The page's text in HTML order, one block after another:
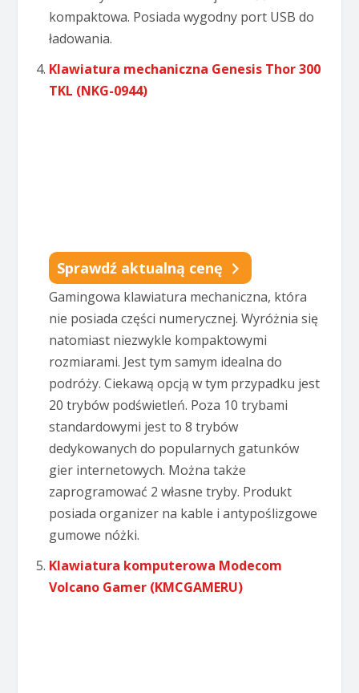
kompaktowa. Posiada wygodny port USB do
ładowania.
Klawiatura mechaniczna Genesis Thor 300
TKL (NKG-0944)
Sprawdź aktualną cenę
Gamingowa klawiatura mechaniczna, która
nie posiada części numerycznej. Wyróżnia się
natomiast niezwykle kompaktowymi
rozmiarami. Jest tym samym idealna do
podróży. Ciekawą opcją w tym przypadku jest
20 trybów podświetleń. Poza 10 trybami
standardowymi jest to 8 trybów
dedykowanych do popularnych gatunków
gier internetowych. Można także
zaprogramować 2 własne tryby. Produkt
posiada organizer na kable i antypoślizgowe
gumowe nóżki.
Klawiatura komputerowa Modecom
Volcano Gamer (KMCGAMERU)